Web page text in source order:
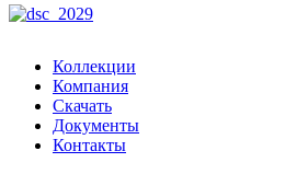
Коллекции
Компания
Скачать
Документы
Контакты